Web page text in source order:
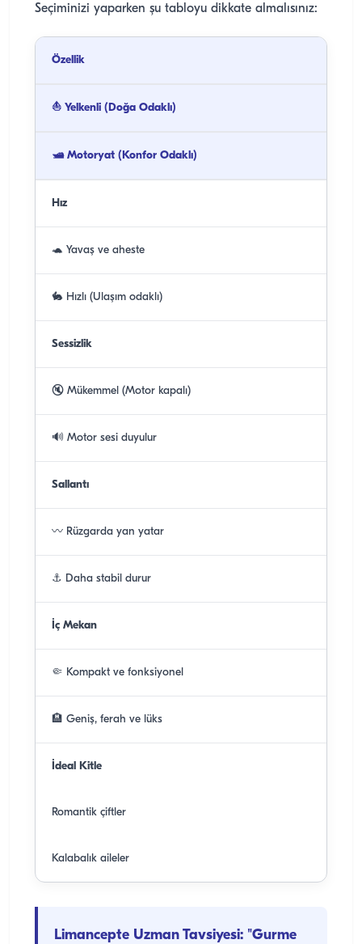
Seçiminizi yaparken şu tabloyu dikkate almalısınız:
Özellik
⛵ Yelkenli (Doğa Odaklı)
🛥️ Motoryat (Konfor Odaklı)
Hız
🐢 Yavaş ve aheste
🐇 Hızlı (Ulaşım odaklı)
Sessizlik
🔇 Mükemmel (Motor kapalı)
🔊 Motor sesi duyulur
Sallantı
〰️ Rüzgarda yan yatar
⚓ Daha stabil durur
İç Mekan
🤏 Kompakt ve fonksiyonel
🏨 Geniş, ferah ve lüks
İdeal Kitle
Romantik çiftler
Kalabalık aileler
Limancepte Uzman Tavsiyesi: "Gurme